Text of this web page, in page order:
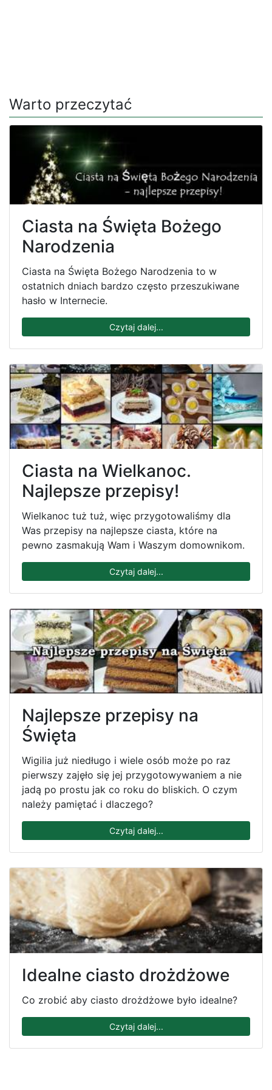
Warto przeczytać
Ciasta na Święta Bożego
Narodzenia
Ciasta na Święta Bożego Narodzenia to w
ostatnich dniach bardzo często przeszukiwane
hasło w Internecie.
Czytaj dalej...
Ciasta na Wielkanoc.
Najlepsze przepisy!
Wielkanoc tuż tuż, więc przygotowaliśmy dla
Was przepisy na najlepsze ciasta, które na
pewno zasmakują Wam i Waszym domownikom.
Czytaj dalej...
Najlepsze przepisy na
Święta
Wigilia już niedługo i wiele osób może po raz
pierwszy zajęło się jej przygotowywaniem a nie
jadą po prostu jak co roku do bliskich. O czym
należy pamiętać i dlaczego?
Czytaj dalej...
Idealne ciasto drożdżowe
Co zrobić aby ciasto drożdżowe było idealne?
Czytaj dalej...